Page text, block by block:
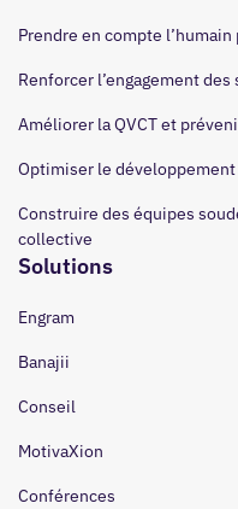
Prendre en compte
Renforcer l’engagement des
Améliorer la QVCT et
Optimiser le
Construire des équipes
collective
Solutions
Engram
Banajii
Conseil
MotivaXion
Conférences